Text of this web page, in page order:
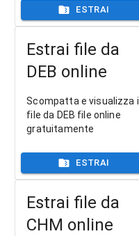
ESTRAI
Estrai file da
DEB online
Scompatta e visualizza i
file da DEB file online
gratuitamente
ESTRAI
Estrai file da
CHM online